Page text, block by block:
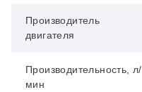
Производитель
двигателя
Производительность, л/
мин